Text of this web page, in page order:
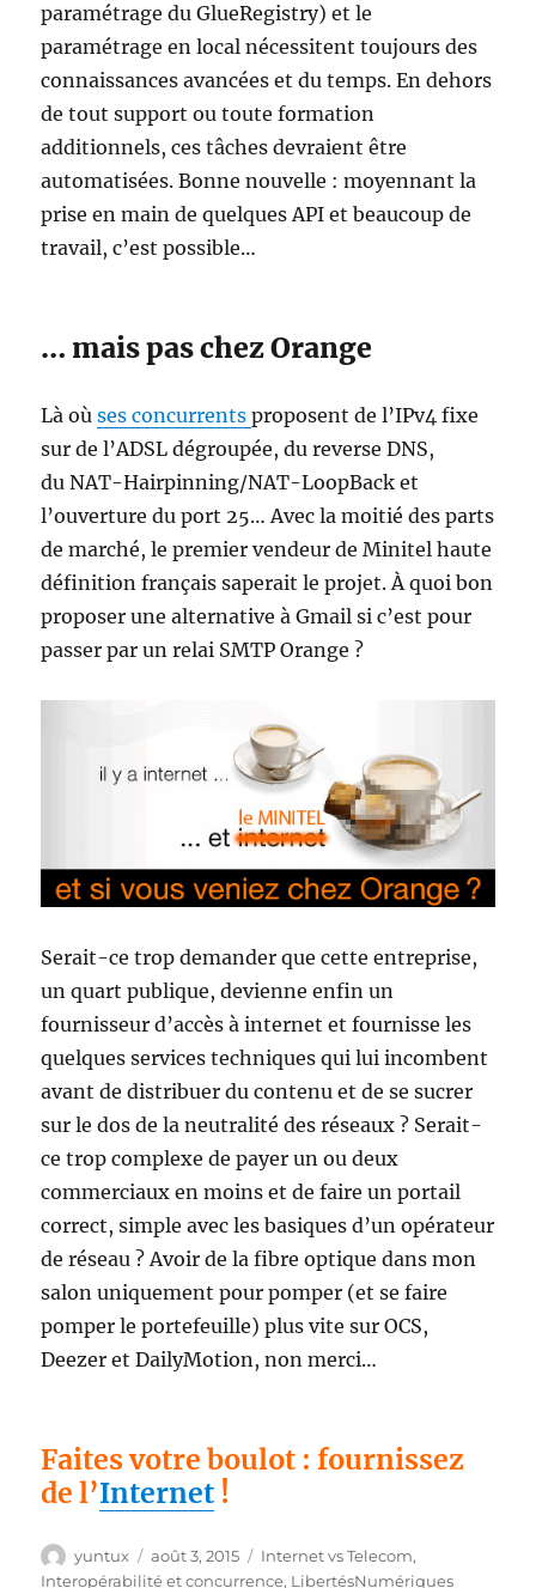
paramétrage du GlueRegistry) et le
paramétrage en local nécessitent toujours des
connaissances avancées et du temps. En dehors
de tout support ou toute formation
additionnels, ces tâches devraient être
automatisées. Bonne nouvelle : moyennant la
prise en main de quelques API et beaucoup de
travail, c’est possible…
… mais pas chez Orange
Là oùses concurrentsproposent de l’IPv4 fixe
sur de l’ADSL dégroupée, du reverse DNS,
du NAT-Hairpinning/NAT-LoopBack et
l’ouverture du port 25… Avec la moitié des parts
de marché, le premier vendeur de Minitel haute
définition français saperait le projet. À quoi bon
proposer une alternative à Gmail si c’est pour
passer par un relai SMTP Orange ?
Serait-ce trop demander que cette entreprise,
un quart publique, devienne enfin un
fournisseur d’accès à internet et fournisse les
quelques services techniques qui lui incombent
avant de distribuer du contenu et de se sucrer
sur le dos de la neutralité des réseaux ? Serait-
ce trop complexe de payer un ou deux
commerciaux en moins et de faire un portail
correct, simple avec les basiques d’un opérateur
de réseau ? Avoir de la fibre optique dans mon
salon uniquement pour pomper (et se faire
pomper le portefeuille) plus vite sur OCS,
Deezer et DailyMotion, non merci…
Faites votre boulot : fournissez
de l’Internet !
Auteur
yuntux
Publié
le
août 3, 2015 Étiquettes
Internet vs Telecom,
Interopérabilité et concurrence, LibertésNumériques